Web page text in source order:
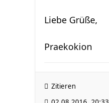
Liebe Grüße,
Praekokion
Zitieren